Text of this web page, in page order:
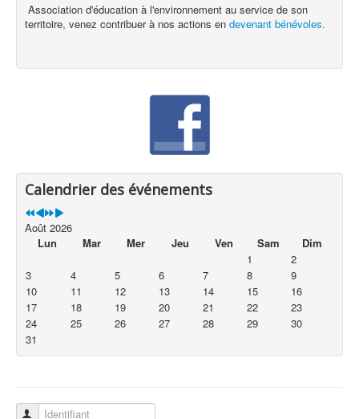
Association d'éducation à l'environnement au service de son
territoire, venez contribuer à nos actions en devenant bénévoles.
Calendrier des événements
Août 2026
Lun
Mar Mer Jeu Ven Sam
Dim
1
2
3
4 5 6 7 8
9
10
11 12 13 14 15
16
17
18 19 20 21 22
23
24
25 26 27 28 29
30
31
Identifiant